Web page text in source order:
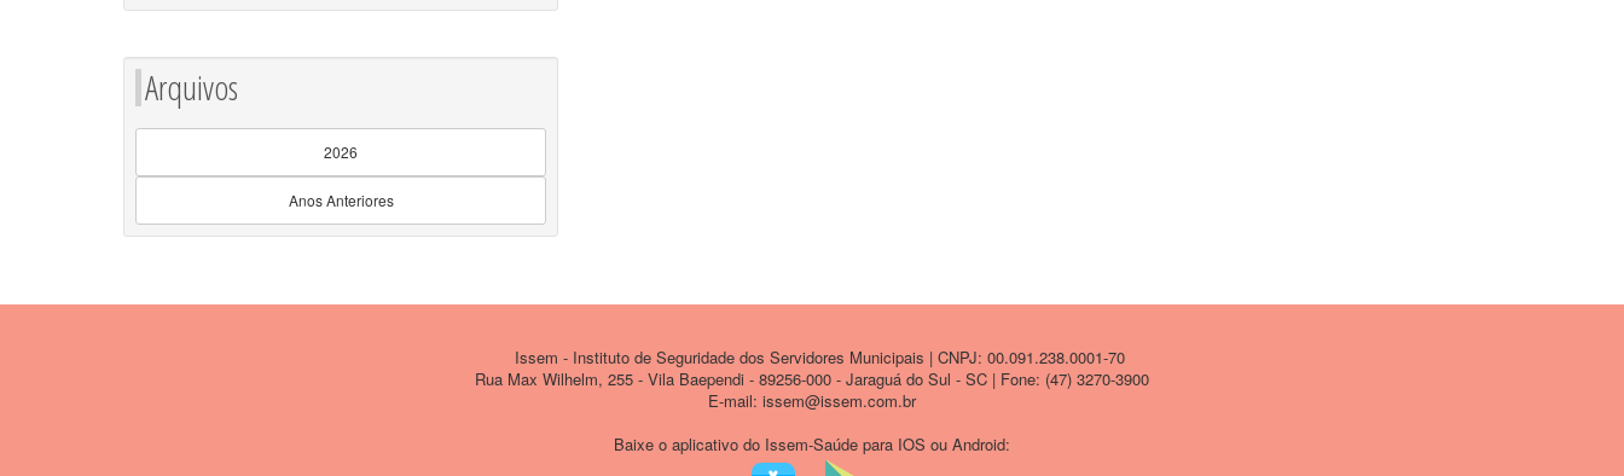
Arquivos
2026
Anos Anteriores
Issem - Instituto de Seguridade dos Servidores Municipais | CNPJ: 00.091.238.0001-70
Rua Max Wilhelm, 255 - Vila Baependi - 89256-000 - Jaraguá do Sul - SC | Fone: (47) 3270-3900
E-mail: issem@issem.com.br
Baixe o aplicativo do Issem-Saúde para IOS ou Android: